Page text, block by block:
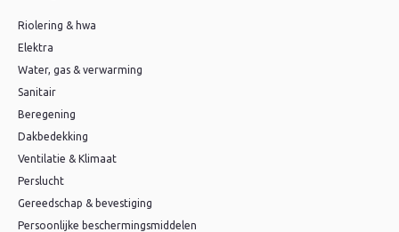
Riolering & hwa
Elektra
Water, gas & verwarming
Sanitair
Beregening
Dakbedekking
Ventilatie & Klimaat
Perslucht
Gereedschap & bevestiging
Persoonlijke beschermingsmiddelen